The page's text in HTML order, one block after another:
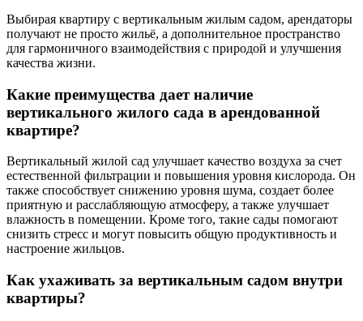
Выбирая квартиру с вертикальным жилым садом, арендаторы
получают не просто жильё, а дополнительное пространство
для гармоничного взаимодействия с природой и улучшения
качества жизни.
Какие преимущества дает наличие
вертикального жилого сада в арендованной
квартире?
Вертикальный жилой сад улучшает качество воздуха за счет
естественной фильтрации и повышения уровня кислорода. Он
также способствует снижению уровня шума, создает более
приятную и расслабляющую атмосферу, а также улучшает
влажность в помещении. Кроме того, такие сады помогают
снизить стресс и могут повысить общую продуктивность и
настроение жильцов.
Как ухаживать за вертикальным садом внутри
квартиры?